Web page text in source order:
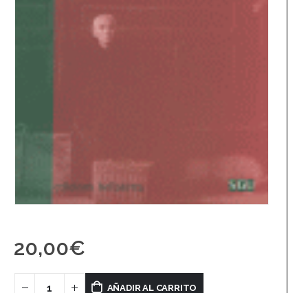
20,00€
AÑADIR AL CARRITO